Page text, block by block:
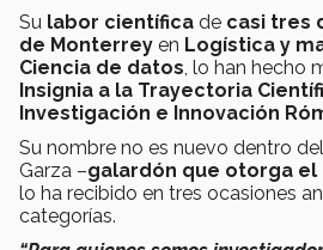
Su labor científica de casi tres
de Monterrey en Logística y
Ciencia de datos , lo han hecho
Insignia a la Trayectoria
Investigación e Innovación
Su nombre no es nuevo dentro
Garza –galardón que otorga el
lo ha recibido en tres ocasiones
categorías.